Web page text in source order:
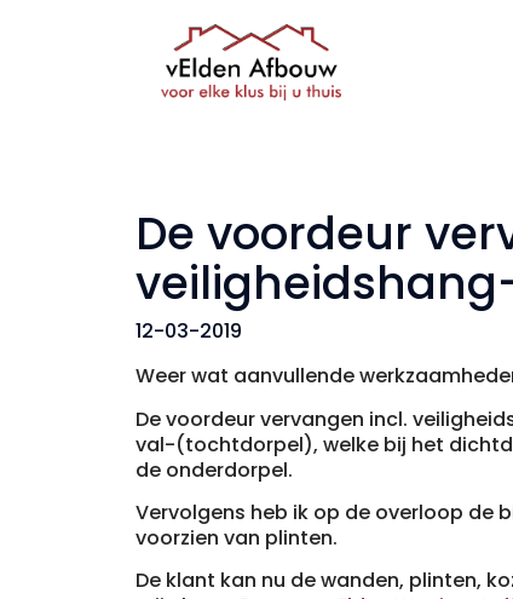
De voordeur
12-03-2019
Weer wat aanvullende
De voordeur vervangen incl.
val-(tochtdorpel), welke bij het
de onderdorpel.
Vervolgens heb ik op de overloop de
voorzien van plinten.
De klant kan nu de wanden, plinten,